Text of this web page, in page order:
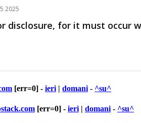
[err=0] - ieri| domani- ^su^
[err=0] - ieri | domani - ^su^